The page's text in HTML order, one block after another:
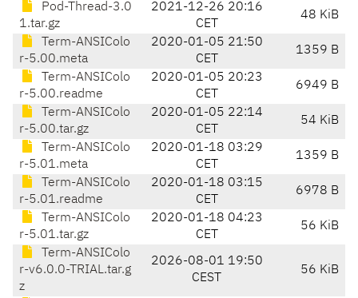
Pod-Thread-3.0
1.tar.gz
2021-12-26 20:16
CET
48 KiB
Term-ANSIColo
r-5.00.meta
2020-01-05 21:50
CET
1359 B
Term-ANSIColo
r-5.00.readme
2020-01-05 20:23
CET
6949 B
Term-ANSIColo
r-5.00.tar.gz
2020-01-05 22:14
CET
54 KiB
Term-ANSIColo
r-5.01.meta
2020-01-18 03:29
CET
1359 B
Term-ANSIColo
r-5.01.readme
2020-01-18 03:15
CET
6978 B
Term-ANSIColo
r-5.01.tar.gz
2020-01-18 04:23
CET
56 KiB
Term-ANSIColo
r-v6.0.0-TRIAL.tar.g
z
2026-08-01 19:50
CEST
56 KiB